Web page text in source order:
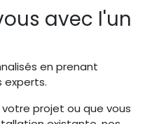
avec l'un
en prenant
experts.
projet ou que vous